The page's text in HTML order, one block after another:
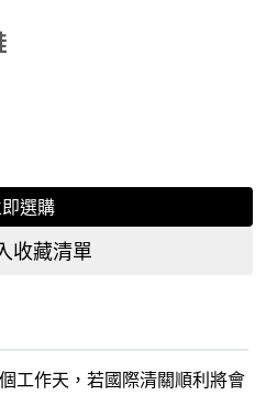
選購
收藏清單
個工作天，若國際清關順利將會